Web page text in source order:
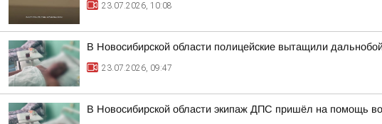
23.07.2026, 10:08
В Новосибирской области полицейские вытащили
23.07.2026, 09:47
В Новосибирской области экипаж ДПС пришёл на помощь